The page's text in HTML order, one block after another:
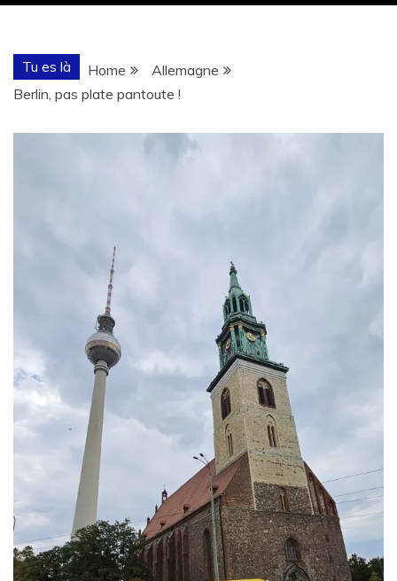
Tu es là Home
Allemagne
Berlin, pas plate pantoute !